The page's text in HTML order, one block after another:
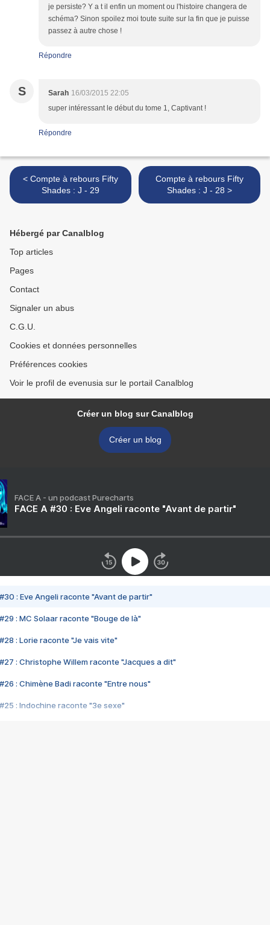
je persiste? Y a t il enfin un moment ou l'histoire changera de
schéma? Sinon spoilez moi toute suite sur la fin que je puisse
passez à autre chose !
Répondre
S Sarah 16/03/2015 22:05
super intéressant le début du tome 1, Captivant !
Répondre
< Compte à rebours Fifty
Shades : J - 29
Compte à rebours Fifty
Shades : J - 28 >
Hébergé par Canalblog
Top articles
Pages
Contact
Signaler un abus
C.G.U.
Cookies et données personnelles
Préférences cookies
Voir le profil de evenusia sur le portail Canalblog
Créer un blog sur Canalblog
Créer un blog
FACE A - un podcast Purecharts
FACE A #30 : Eve Angeli raconte "Avant de partir"
#30 : Eve Angeli raconte "Avant de partir"
#29 : MC Solaar raconte "Bouge de là"
#28 : Lorie raconte "Je vais vite"
#27 : Christophe Willem raconte "Jacques a dit"
#26 : Chimène Badi raconte "Entre nous"
#25 : Indochine raconte "3e sexe"